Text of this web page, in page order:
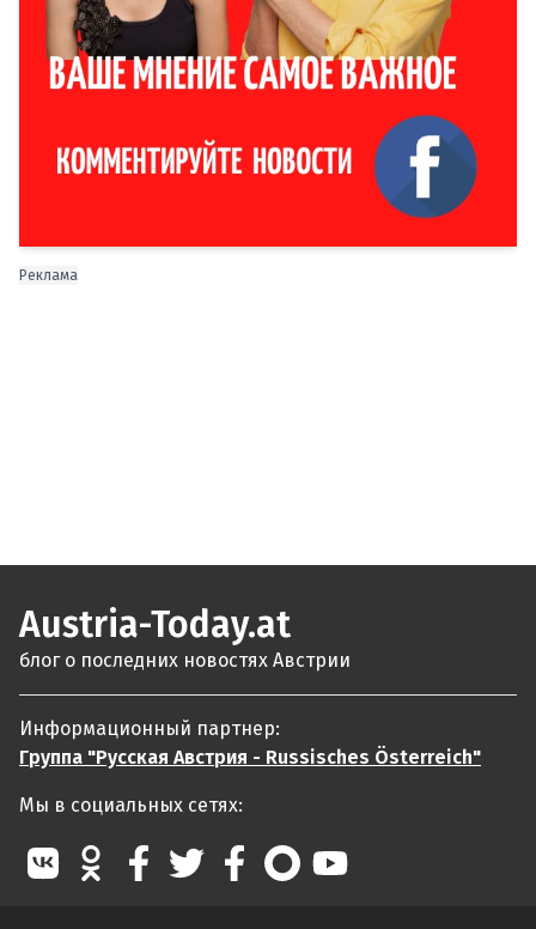
Реклама
Austria-Today.at
блог о последних новостях Австрии
Информационный партнер:
Группа "Русская Австрия - Russisches Österreich"
Мы в социальных сетях: